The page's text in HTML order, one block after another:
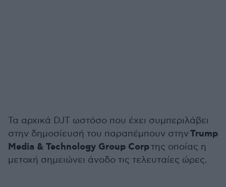
Τα αρχικά DJT ωστόσο που έχει συμπεριλάβει
στην δημοσίευσή του παραπέμπουν στηνTrump
Media & Technology Group Corpτης οποίας η
μετοχή σημειώνει άνοδο τις τελευταίες ώρες.